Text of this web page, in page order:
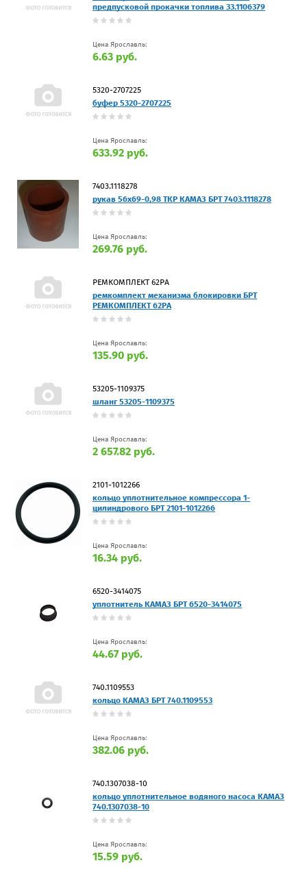
предпусковой прокачки топлива 33.1106379
Цена Ярославль:
6.63 руб.
5320-2707225
буфер 5320-2707225
Цена Ярославль:
633.92 руб.
7403.1118278
рукав 56х69-0,98 ТКР КАМАЗ БРТ 7403.1118278
Цена Ярославль:
269.76 руб.
РЕМКОМПЛЕКТ 62РА
ремкомплект механизма блокировки БРТ
РЕМКОМПЛЕКТ 62РА
Цена Ярославль:
135.90 руб.
53205-1109375
шланг 53205-1109375
Цена Ярославль:
2 657.82 руб.
2101-1012266
кольцо уплотнительное компрессора 1-
цилиндрового БРТ 2101-1012266
Цена Ярославль:
16.34 руб.
6520-3414075
уплотнитель КАМАЗ БРТ 6520-3414075
Цена Ярославль:
44.67 руб.
740.1109553
кольцо КАМАЗ БРТ 740.1109553
Цена Ярославль:
382.06 руб.
740.1307038-10
кольцо уплотнительное водяного насоса КАМАЗ
740.1307038-10
Цена Ярославль:
15.59 руб.